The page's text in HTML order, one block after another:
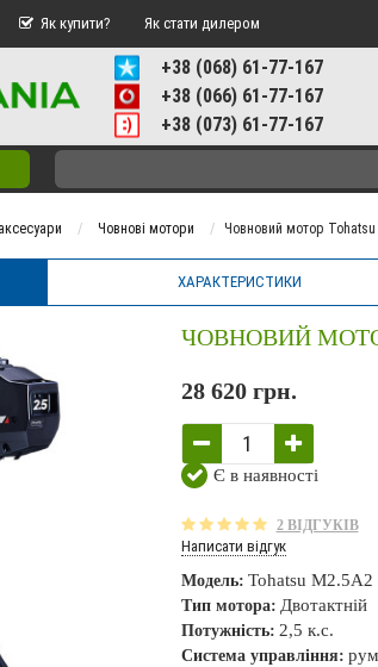
Як купити? Як стати дилером
+38 (068) 61-77-167
+38 (066) 61-77-167
+38 (073) 61-77-167
Човнові мотори Човновий мотор Tohatsu
ХАРАКТЕРИСТИКИ
ЧОВНОВИЙ
28 620 грн.
Є в наявності
2 ВІДГУКІВ
Написати відгук
Модель: Tohatsu M2.5A2
Тип мотора: Двотактній
Потужність: 2,5 к.с.
Система управління: